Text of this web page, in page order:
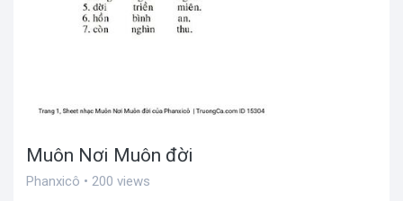
Muôn Nơi Muôn đời
Phanxicô • 200 views